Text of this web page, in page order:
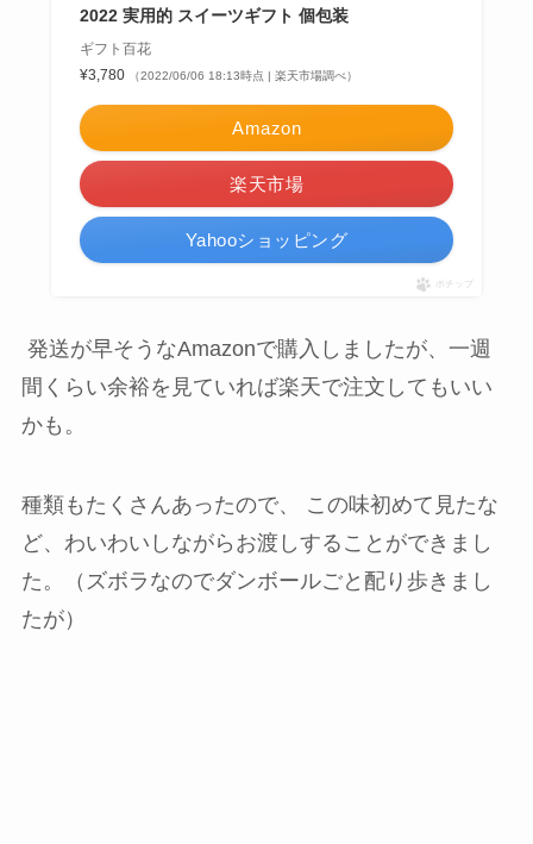
2022 実用的 スイーツギフト 個包装
ギフト百花
¥3,780
（2022/06/06 18:13時点 | 楽天市場調べ）
Amazon
楽天市場
Yahooショッピング
ポチップ
発送が早そうなAmazonで購入しましたが、一週
間くらい余裕を見ていれば楽天で注文してもいい
かも。
種類もたくさんあったので、 この味初めて見たな
ど、わいわいしながらお渡しすることができまし
た。（ズボラなのでダンボールごと配り歩きまし
たが）